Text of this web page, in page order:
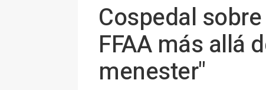
Cospedal
FFAA más allá
menester"